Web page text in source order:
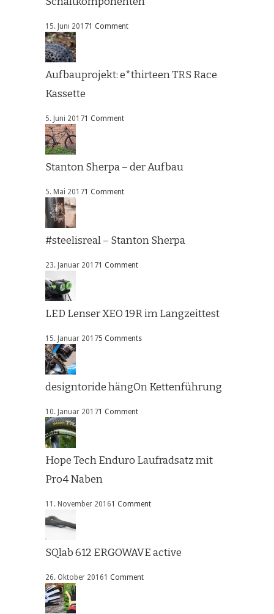
15. Juni 20171 Comment
Aufbauprojekt: e*thirteen TRS Race
Kassette
5. Juni 20171 Comment
Stanton Sherpa – der Aufbau
5. Mai 20171 Comment
#steelisreal – Stanton Sherpa
23. Januar 20171 Comment
LED Lenser XEO 19R im Langzeittest
15. Januar 20175 Comments
designtoride hängOn Kettenführung
10. Januar 20171 Comment
Hope Tech Enduro Laufradsatz mit
Pro4 Naben
11. November 20161 Comment
SQlab 612 ERGOWAVE active
26. Oktober 20161 Comment